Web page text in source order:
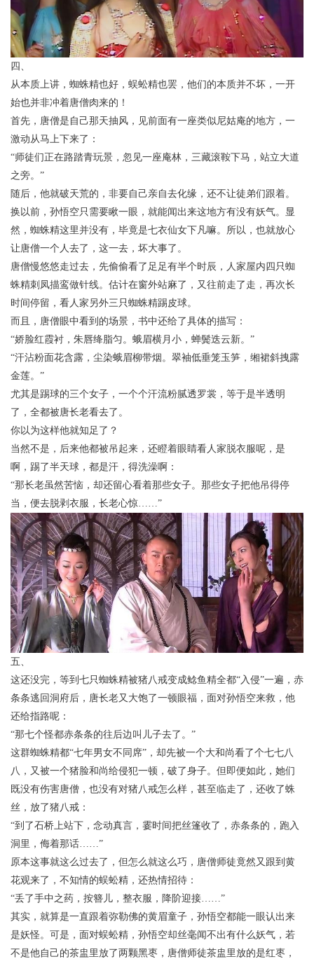
四、
从本质上讲，蜘蛛精也好，蜈蚣精也罢，他们的本质并不坏，一开
始也并非冲着唐僧肉来的！
首先，唐僧是自己那天抽风，见前面有一座类似尼姑庵的地方，一
激动从马上下来了：
“师徒们正在路踏青玩景，忽见一座庵林，三藏滚鞍下马，站立大道
之旁。”
随后，他就破天荒的，非要自己亲自去化缘，还不让徒弟们跟着。
换以前，孙悟空只需要瞅一眼，就能闻出来这地方有没有妖气。显
然，蜘蛛精这里并没有，毕竟是七衣仙女下凡嘛。所以，也就放心
让唐僧一个人去了，这一去，坏大事了。
唐僧慢悠悠走过去，先偷偷看了足足有半个时辰，人家屋内四只蜘
蛛精刺凤描鸾做针线。估计在窗外站麻了，又往前走了走，再次长
时间停留，看人家另外三只蜘蛛精踢皮球。
而且，唐僧眼中看到的场景，书中还给了具体的描写：
“娇脸红霞衬，朱唇绛脂匀。蛾眉横月小，蝉鬓迭云新。”
“汗沾粉面花含露，尘染蛾眉柳带烟。翠袖低垂笼玉笋，缃裙斜拽露
金莲。”
尤其是踢球的三个女子，一个个汗流粉腻透罗裳，等于是半透明
了，全都被唐长老看去了。
你以为这样他就知足了？
当然不是，后来他都被吊起来，还瞪着眼睛看人家脱衣服呢，是
啊，踢了半天球，都是汗，得洗澡啊：
“那长老虽然苦恼，却还留心看着那些女子。那些女子把他吊得停
当，便去脱剥衣服，长老心惊……”
五、
这还没完，等到七只蜘蛛精被猪八戒变成鲶鱼精全都“入侵”一遍，赤
条条逃回洞府后，唐长老又大饱了一顿眼福，面对孙悟空来救，他
还给指路呢：
“那七个怪都赤条条的往后边叫儿子去了。”
这群蜘蛛精都“七年男女不同席”，却先被一个大和尚看了个七七八
八，又被一个猪脸和尚给侵犯一顿，破了身子。但即便如此，她们
既没有伤害唐僧，也没有对猪八戒怎么样，甚至临走了，还收了蛛
丝，放了猪八戒：
“到了石桥上站下，念动真言，霎时间把丝篷收了，赤条条的，跑入
洞里，侮着那话……”
原本这事就这么过去了，但怎么就这么巧，唐僧师徒竟然又跟到黄
花观来了，不知情的蜈蚣精，还热情招待：
“丢了手中之药，按簪儿，整衣服，降阶迎接……”
其实，就算是一直跟着弥勒佛的黄眉童子，孙悟空都能一眼认出来
是妖怪。可是，面对蜈蚣精，孙悟空却丝毫闻不出有什么妖气，若
不是他自己的茶盅里放了两颗黑枣，唐僧师徒茶盅里放的是红枣，